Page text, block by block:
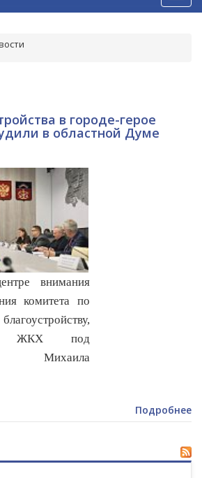
в городе-герое
в областной Думе
внимания
комитета по
и ЖКХ под
Михаила
Подробнее